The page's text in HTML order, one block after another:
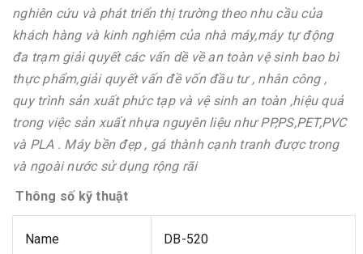
nghiên cứu và phát triển thị trường theo nhu cầu của
khách hàng và kinh nghiệm của nhà máy,máy tự động
đa trạm giải quyết các vấn dề về an toàn vệ sinh bao bì
thực phẩm,giải quyết vấn đề vốn đầu tư , nhân công ,
quy trình sản xuất phức tạp và vệ sinh an toàn ,hiệu quả
trong việc sản xuất nhựa nguyên liệu như PP,PS,PET,PVC
và PLA . Máy bền đẹp , gá thành cạnh tranh được trong
và ngoài nước sử dụng rộng rãi
Thông số kỹ thuật
Name DB-520